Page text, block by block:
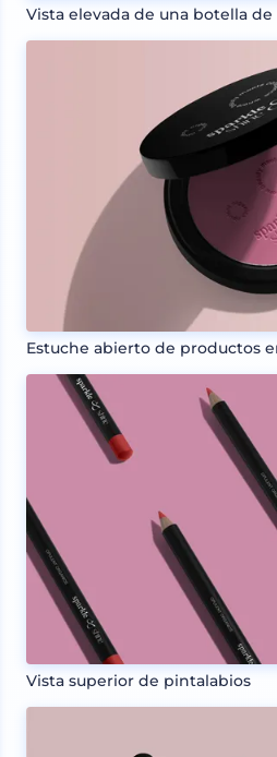
Vista elevada de una botella
Estuche abierto de productos
Vista superior de pintalabios